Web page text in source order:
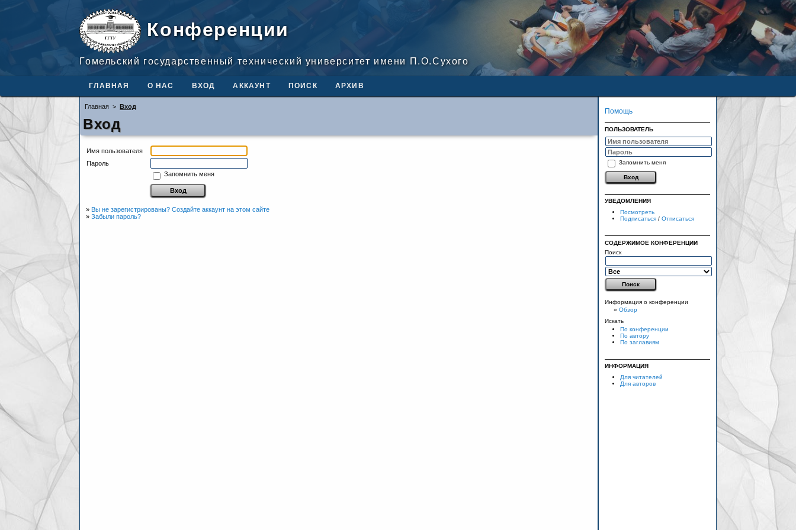
Конференции
Гомельский государственный технический университет имени П.О.Сухого
ГЛАВНАЯ О НАС ВХОД АККАУНТ ПОИСК АРХИВ
Помощь
ПОЛЬЗОВАТЕЛЬ
Запомнить меня
УВЕДОМЛЕНИЯ
Посмотреть
Подписаться/ Отписаться
СОДЕРЖИМОЕ КОНФЕРЕНЦИИ
Поиск
Информация о конференции
»Обзор
Искать
По конференции
По автору
По заглавиям
ИНФОРМАЦИЯ
Для читателей
Для авторов
Главная > Вход
Вход
Имя пользователя
Пароль
Запомнить меня
» Вы не зарегистрированы? Создайте аккаунт на этом сайте
»Забыли пароль?